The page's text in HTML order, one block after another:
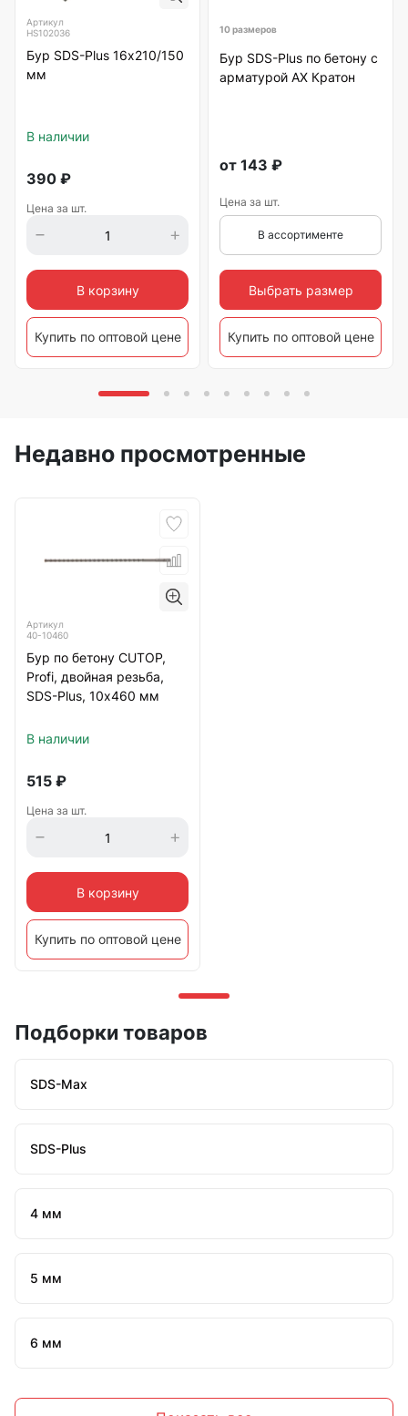
Артикул
HS102036
Бур SDS-Plus 16х210/150
мм
В наличии
390 ₽
Цена за шт.
В корзину
Купить по оптовой цене
10 размеров
Бур SDS-Plus по бетону с
арматурой АХ Кратон
от 143 ₽
Цена за шт.
В ассортименте
Выбрать размер
Купить по оптовой цене
Недавно просмотренные
Артикул
40-10460
Бур по бетону CUTOP,
Profi, двойная резьба,
SDS-Plus, 10х460 мм
В наличии
515 ₽
Цена за шт.
В корзину
Купить по оптовой цене
Подборки товаров
SDS-Max
SDS-Plus
4 мм
5 мм
6 мм